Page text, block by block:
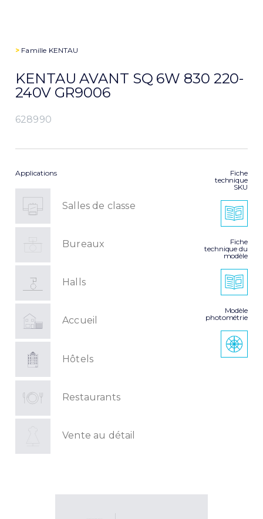
> Famille KENTAU
KENTAU AVANT SQ 6W 830 220-
240V GR9006
628990
Applications
Salles de classe
Bureaux
Halls
Accueil
Hôtels
Restaurants
Vente au détail
Fiche
technique
SKU
Fiche
technique du
modèle
Modèle
photométrie